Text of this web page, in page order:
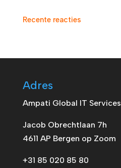
Recente reacties
Adres
Ampati Global IT Services
Jacob Obrechtlaan 7h
4611 AP Bergen op Zoom
+31 85 020 85 80